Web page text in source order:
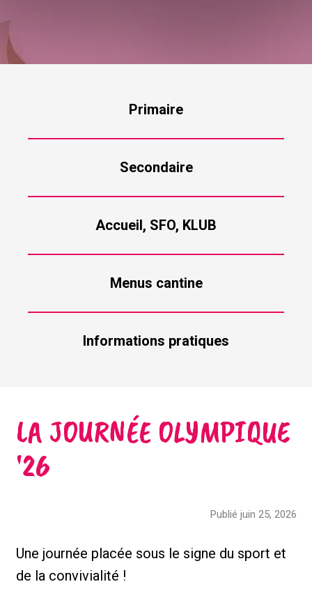
Primaire
Secondaire
Accueil, SFO, KLUB
Menus cantine
Informations pratiques
LA JOURNÉE OLYMPIQUE
'26
Publié juin 25, 2026
Une journée placée sous le signe du sport et
de la convivialité !